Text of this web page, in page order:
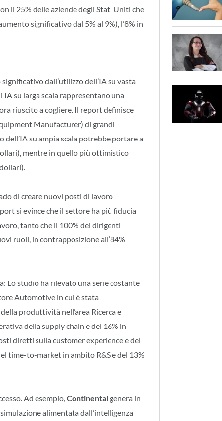
il 25% delle aziende degli Stati Uniti che
significativo dal 5% al 9%), l’8% in
dall’utilizzo dell’IA su vasta
su larga scala rappresentano una
riuscito a cogliere. Il report definisce
Manufacturer) di grandi
dell’IA su ampia scala potrebbe portare a
mentre in quello più ottimistico
di creare nuovi posti di lavoro
si evince che il settore ha più fiducia
tanto che il 100% dei dirigenti
ruoli, in contrapposizione all’84%
Lo studio ha rilevato una serie costante
Automotive in cui è stata
produttività nell’area Ricerca e
della supply chain e del 16% in
diretti sulla customer experience e del
time-to-market in ambito R&S e del 13%
Ad esempio, Continental genera in
alimentata dall’intelligenza